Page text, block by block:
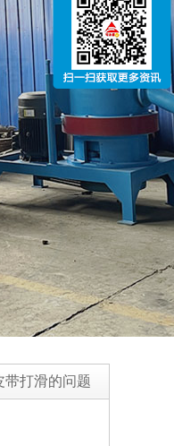
带打滑的问题